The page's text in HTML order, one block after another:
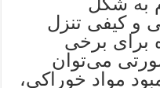
و کیفی تنزل
برای برخی
می‌توان
مواد خوراکی،